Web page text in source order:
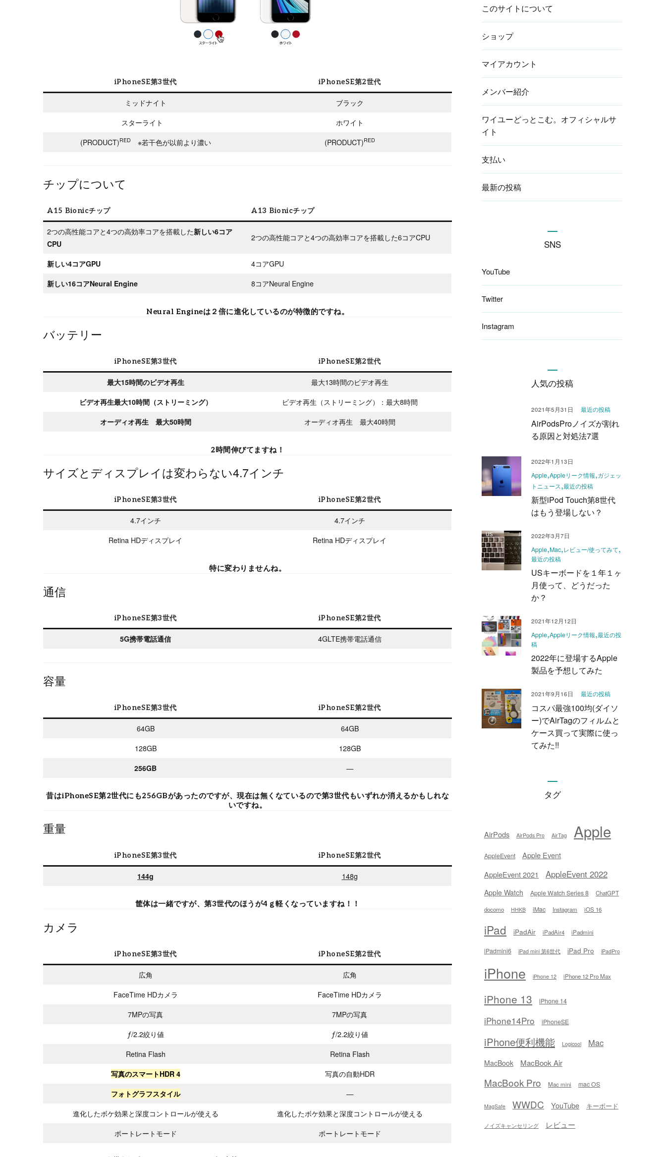
iPhoneSE第3世代 iPhoneSE第2世代
ミッドナイト
ブラック
スターライト
ホワイト
(PRODUCT)RED ※若干色が以前より濃い (PRODUCT)RED
チップについて
A15 Bionicチップ A13 Bionicチップ
2つの高性能コアと4つの高効率コアを搭載した新しい6コア
CPU
2つの高性能コアと4つの高効率コアを搭載した6コアCPU
新しい4コアGPU
4コアGPU
新しい16コアNeural Engine
8コアNeural Engine
Neural Engineは２倍に進化しているのが特徴的ですね。
バッテリー
iPhoneSE第3世代 iPhoneSE第2世代
最大15時間のビデオ再生
最大13時間のビデオ再生
ビデオ再生最大10時間（ストリーミング）
ビデオ再生（ストリーミング）：最大8時間
オーディオ再生 最大50時間
オーディオ再生 最大40時間
2時間伸びてますね！
サイズとディスプレイは変わらない4.7インチ
iPhoneSE第3世代 iPhoneSE第2世代
4.7インチ
4.7インチ
Retina HDディスプレイ
Retina HDディスプレイ
特に変わりませんね。
通信
iPhoneSE第3世代 iPhoneSE第2世代
5G携帯電話通信 4GLTE携帯電話通信
容量
iPhoneSE第3世代 iPhoneSE第2世代
64GB
64GB
128GB
128GB
256GB
—
昔はiPhoneSE第2世代にも256GBがあったのですが、現在は無くなているので第3世代もいずれか消えるかもしれな
いですね。
重量
iPhoneSE第3世代 iPhoneSE第2世代
144g 148g
筐体は一緒ですが、第3世代のほうが4ｇ軽くなっていますね！！
カメラ
iPhoneSE第3世代 iPhoneSE第2世代
広角
広角
FaceTime HDカメラ
FaceTime HDカメラ
7MPの写真
7MPの写真
ƒ/2.2絞り値
ƒ/2.2絞り値
Retina Flash
Retina Flash
写真のスマートHDR 4
写真の自動HDR
フォトグラフスタイル
—
進化したボケ効果と深度コントロールが使える
進化したボケ効果と深度コントロールが使える
ポートレートモード
ポートレートモード
このサイトについて
ショップ
マイアカウント
メンバー紹介
ワイユーどっとこむ。オフィシャルサ
イト
支払い
最新の投稿
SNS
YouTube
Twitter
Instagram
人気の投稿
最近の投稿
AirPodsProノイズが割れ
る原因と対処法7選
2021年5月31日
Apple Appleリーク情報 ガジェッ
トニュース 最近の投稿
新型iPod Touch第8世代
はもう登場しない？
2022年1月13日
Apple Mac レビュー/使ってみて
最近の投稿
USキーボードを１年１ヶ
月使って、どうだった
か？
2022年3月7日
Apple Appleリーク情報 最近の投
稿
2022年に登場するApple
製品を予想してみた
2021年12月12日
最近の投稿
コスパ最強100均(ダイソ
ー)でAirTagのフィルムと
ケース買って実際に使っ
てみた!!
2021年9月16日
タグ
AirPods AirPods Pro AirTag Apple
AppleEvent
Apple Event
AppleEvent 2021
AppleEvent 2022
Apple Watch Apple Watch Series 8 ChatGPT
docomo HHKB iMac Instagram iOS 16
iPad iPadAir iPadAir4 iPadmini
iPadmini6 iPad mini 第6世代 iPad Pro iPadPro
iPhone iPhone 12 iPhone 12 Pro Max
iPhone 13 iPhone 14
iPhone14Pro iPhoneSE
iPhone便利機能 Logicool Mac
MacBook MacBook Air
MacBook Pro Mac mini mac OS
MagSafe WWDC YouTube キーボード
ノイズキャンセリング レビュー